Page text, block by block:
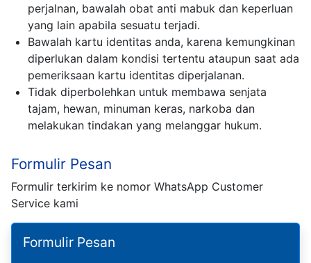
perjalnan, bawalah obat anti mabuk dan keperluan
yang lain apabila sesuatu terjadi.
Bawalah kartu identitas anda, karena kemungkinan
diperlukan dalam kondisi tertentu ataupun saat ada
pemeriksaan kartu identitas diperjalanan.
Tidak diperbolehkan untuk membawa senjata
tajam, hewan, minuman keras, narkoba dan
melakukan tindakan yang melanggar hukum.
Formulir Pesan
Formulir terkirim ke nomor WhatsApp Customer
Service kami
Formulir Pesan